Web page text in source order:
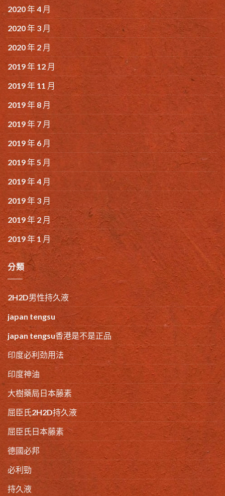
2020 年 4 月
2020 年 3 月
2020 年 2 月
2019 年 12 月
2019 年 11 月
2019 年 8 月
2019 年 7 月
2019 年 6 月
2019 年 5 月
2019 年 4 月
2019 年 3 月
2019 年 2 月
2019 年 1 月
分類
2H2D男性持久液
japan tengsu
japan tengsu香港是不是正品
印度必利劲用法
印度神油
大樹藥局日本藤素
屈臣氏2H2D持久液
屈臣氏日本藤素
德國必邦
必利勁
持久液